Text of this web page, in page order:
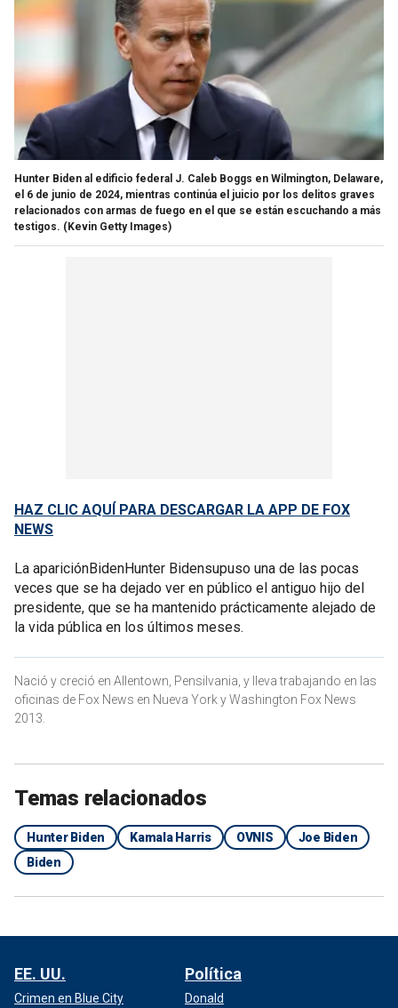
Hunter Biden al edificio federal J. Caleb Boggs en Wilmington, Delaware,
el 6 de junio de 2024, mientras continúa el juicio por los delitos graves
relacionados con armas de fuego en el que se están escuchando a más
testigos. (Kevin Getty Images)
HAZ CLIC AQUÍ PARA DESCARGAR LA APP DE FOX
NEWS
La apariciónBidenHunter Bidensupuso una de las pocas
veces que se ha dejado ver en público el antiguo hijo del
presidente, que se ha mantenido prácticamente alejado de
la vida pública en los últimos meses.
Nació y creció en Allentown, Pensilvania, y lleva trabajando en las
oficinas de Fox News en Nueva York y Washington Fox News
2013.
Temas relacionados
Hunter Biden Kamala Harris OVNIS
Joe Biden
Biden
EE. UU.
Crimen en Blue City
Política
Donald